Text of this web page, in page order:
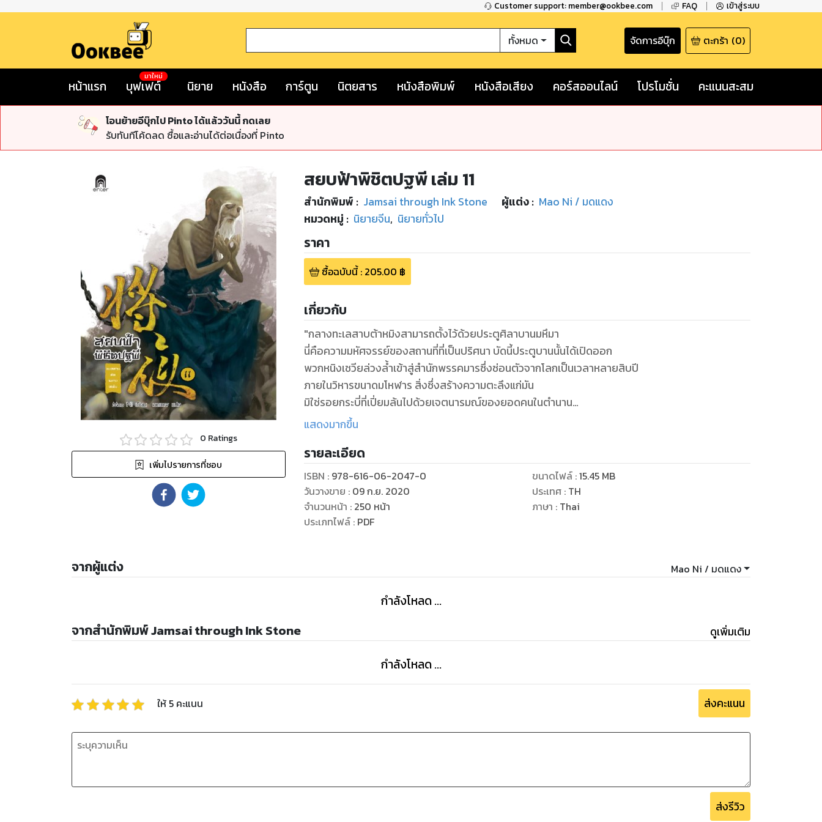
Customer support: member@ookbee.com FAQ เข้าสู่ระบบ
ทั้งหมด จัดการอีบุ๊ก ตะกร้า (0)
หน้าแรก บุฟเฟต์
มาใหม่
นิยาย หนังสือ การ์ตูน นิตยสาร หนังสือพิมพ์ หนังสือเสียง คอร์สออนไลน์ โปรโมชั่น คะแนนสะสม
โอนย้ายอีบุ๊กไป Pinto ได้แล้ววันนี้ กดเลย
รับทันทีโค้ดลด ซื้อและอ่านได้ต่อเนื่องที่ Pinto
0 Ratings
เพิ่มไปรายการที่ชอบ
สยบฟ้าพิชิตปฐพี เล่ม 11
สำนักพิมพ์ : Jamsai through Ink Stone ผู้แต่ง : Mao Ni / มดแดง
หมวดหมู่ : นิยายจีน, นิยายทั่วไป
ราคา
ซื้อฉบับนี้: 205.00 ฿
เกี่ยวกับ
"กลางทะเลสาบต้าหมิงสามารถตั้งไว้ด้วยประตูศิลาบานมหึมา
นี่คือความมหัศจรรย์ของสถานที่ที่เป็นปริศนา บัดนี้ประตูบานนั้นได้เปิดออก
พวกหนิงเชวียล่วงล้ำเข้าสู่สำนักพรรคมารซึ่งซ่อนตัวจากโลกเป็นเวลาหลายสิบปี
ภายในวิหารขนาดมโหฬาร สิ่งซึ่งสร้างความตะลึงแก่มัน
มิใช่รอยกระบี่ที่เปี่ยมล้นไปด้วยเจตนารมณ์ของยอดคนในตำนาน
มิใช่คัมภีร์สวรรค์ที่ตามหา มิใช่ภูเขากระดูกและหัวกะโหลก
หลายสิบปีที่ผ่านมา หลวงจีนชราล่ามตรวนตน กักขังตัวเองเพื่อไถ่บาป
นี่คงเป็นโชคชะตาให้วันนี้เรื่องราวเบื้องหลังเหตุการณ์อันเป็นตำนานครั้งนั้น
กำลังจะถูกเปิดเผยให้โลกและอนุชนรุ่นหลังได้รับรู้!!
"
แสดงมากขึ้น
รายละเอียด
ISBN : 978-616-06-2047-0
วันวางขาย : 09 ก.ย. 2020
จำนวนหน้า : 250 หน้า
ประเภทไฟล์: PDF
ขนาดไฟล์:15.45 MB
ประเทศ : TH
ภาษา : Thai
จากผู้แต่ง Mao Ni / มดแดง
กำลังโหลด ...
จากสำนักพิมพ์ Jamsai through Ink Stone ดูเพิ่มเติม
กำลังโหลด ...
ให้ 5 คะแนน ส่งคะแนน
ส่งรีวิว